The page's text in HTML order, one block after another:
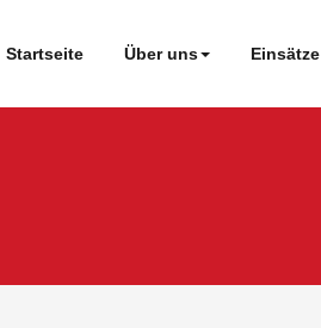
Startseite Über uns Einsätze